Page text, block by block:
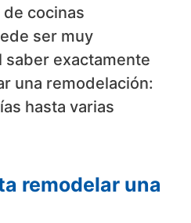
cocinas
ser muy
exactamente
una remodelación:
hasta varias
remodelar una